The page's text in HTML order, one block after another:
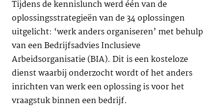
Tijdens de kennislunch werd één van de
oplossingsstrategieën van de 34 oplossingen
uitgelicht: ‘werk anders organiseren’ met behulp
van een Bedrijfsadvies Inclusieve
Arbeidsorganisatie (BIA). Dit is een kosteloze
dienst waarbij onderzocht wordt of het anders
inrichten van werk een oplossing is voor het
vraagstuk binnen een bedrijf.